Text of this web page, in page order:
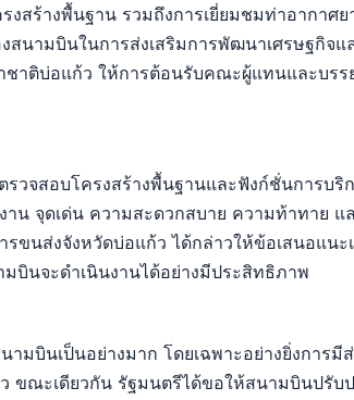
งสร้างพื้นฐาน รวมถึงการเยี่ยมชมท่าอากาศ
สนามบินในการส่งเสริมการพัฒนาเศรษฐกิจ
าติบ่อแก้ว ให้การต้อนรับคณะผู้แทนและบรร
วจสอบโครงสร้างพื้นฐานและฟังก์ชั่นการบริ
าน จุดเด่น ความสะดวกสบาย ความท้าทาย
ขนส่งจังหวัดบ่อแก้ว ได้กล่าวให้ข้อเสนอแนะ
บินจะดำเนินงานได้อย่างมีประสิทธิภาพ
บินเป็นอย่างมาก โดยเฉพาะอย่างยิ่งการมีส่
ขณะเดียวกัน รัฐมนตรีได้ขอให้สนามบินปรับ